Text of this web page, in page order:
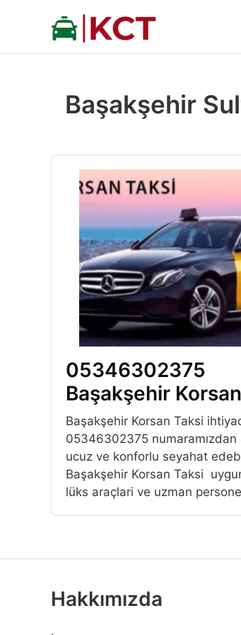
Başakşehir
05346302375
Başakşehir
Başakşehir Korsan Taksi
05346302375 numaramızdan
ucuz ve konforlu seyahat
Başakşehir Korsan Taksi
lüks araçlari ve uzman
Hakkımızda